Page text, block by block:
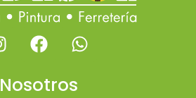
Nosotros